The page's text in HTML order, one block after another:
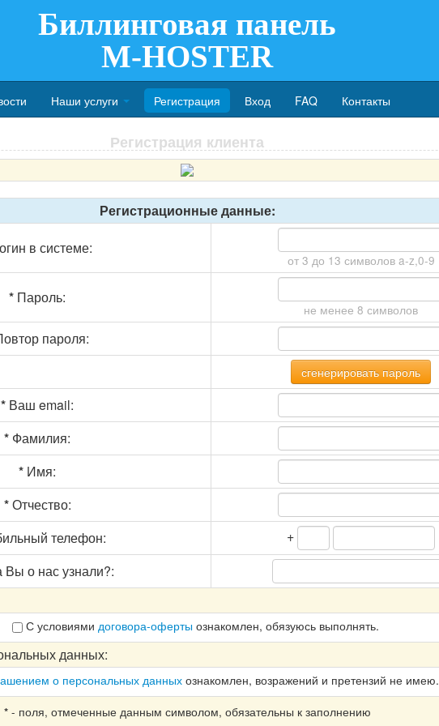
Биллинговая панель
M-HOSTER
Наши услуги Регистрация Вход FAQ Контакты
Регистрация клиента
Регистрационные данные:
в системе:
от 3 до 13 символов a-z,0-9
* Пароль:
не менее 8 символов
пароля:
сгенерировать пароль
* Ваш email:
* Фамилия:
* Имя:
*Отчество:
телефон:
+
Вы о нас узнали?:
С условиями договора-офертыознакомлен, обязуюсь выполнять.
данных:
о персональных данныхознакомлен, возражений и претензий не имею.
*- поля, отмеченные данным символом, обязательны к заполнению